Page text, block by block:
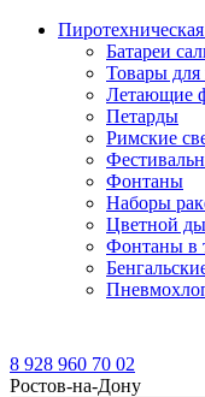
Батареи
Товары для
Летающие
Петарды
Римские
Фонтаны
Наборы
Цветной
Фонтаны в
8 928 960 70 02
Ростов-на-Дону